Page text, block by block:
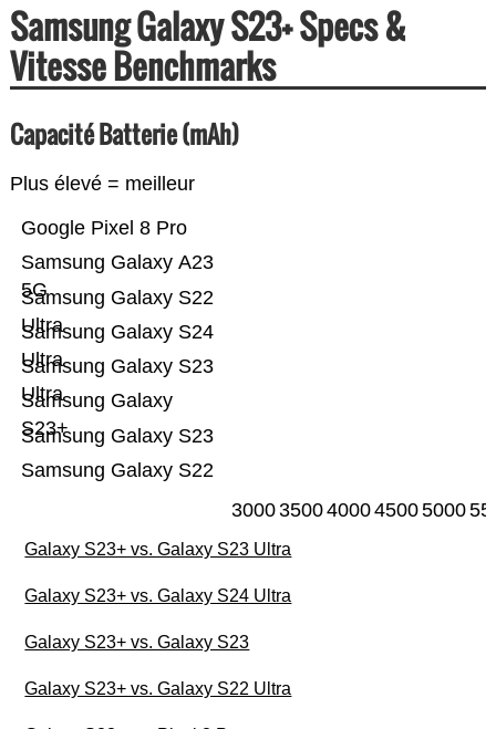
Samsung Galaxy S23+ Specs &
Vitesse Benchmarks
Capacité Batterie (mAh)
Plus élevé = meilleur
Samsung Galaxy S22
Samsung Galaxy S23
Samsung Galaxy
S23+
Samsung Galaxy S23
Ultra
Samsung Galaxy S24
Ultra
Samsung Galaxy S22
Ultra
Samsung Galaxy A23
5G
Google Pixel 8 Pro
30003500400045005000
Galaxy S23+ vs. Galaxy S23 Ultra
Galaxy S23+ vs. Galaxy S24 Ultra
Galaxy S23+ vs. Galaxy S23
Galaxy S23+ vs. Galaxy S22 Ultra